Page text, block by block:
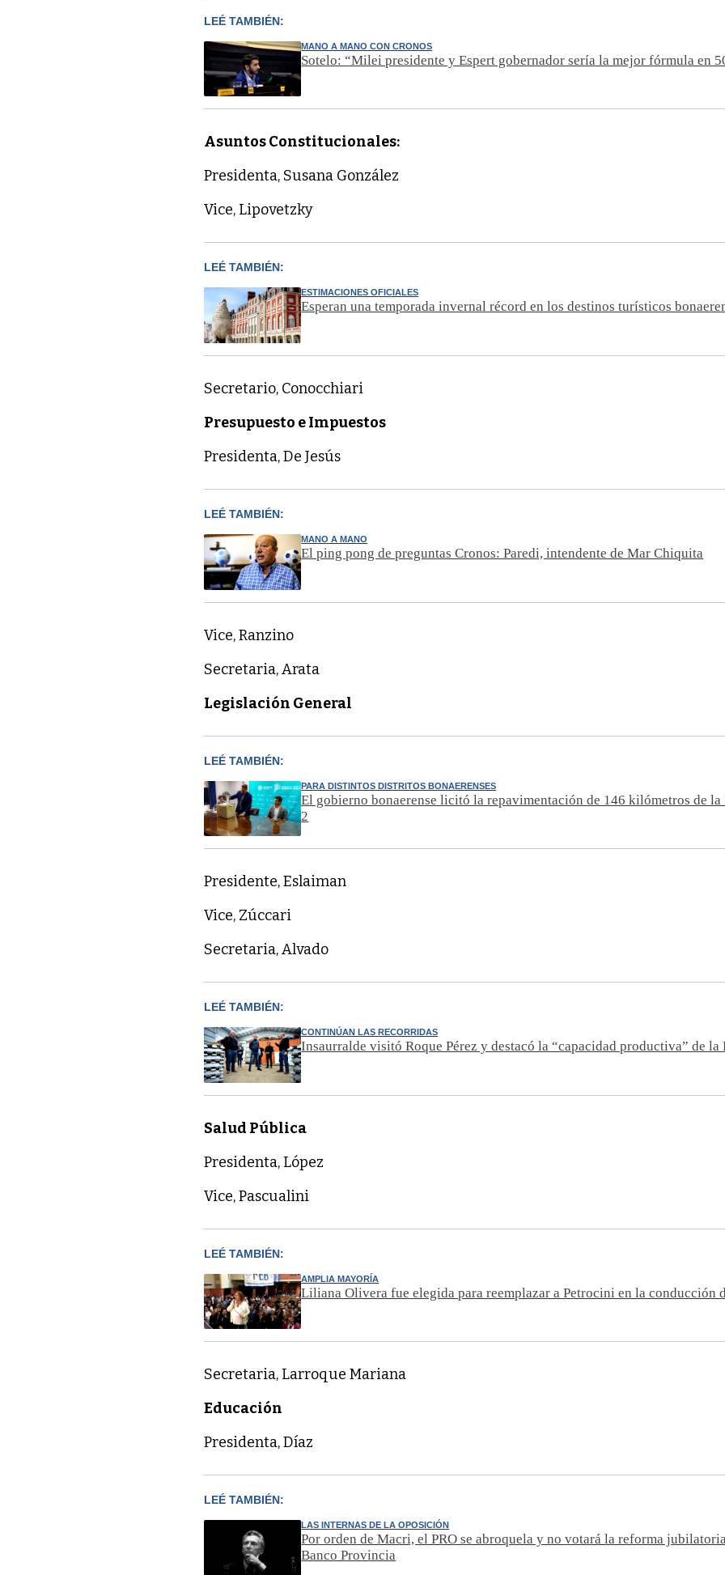
LEÉ TAMBIÉN:
MANO A MANO CON CRONOS
Sotelo: “Milei presidente y Espert gobernador sería la mejor fórmula en
Asuntos Constitucionales:
Presidenta, Susana González
Vice, Lipovetzky
LEÉ TAMBIÉN:
ESTIMACIONES OFICIALES
Esperan una temporada invernal récord en los destinos turísticos
Secretario, Conocchiari
Presupuesto e Impuestos
Presidenta, De Jesús
LEÉ TAMBIÉN:
MANO A MANO
El ping pong de preguntas Cronos: Paredi, intendente de Mar Chiquita
Vice, Ranzino
Secretaria, Arata
Legislación General
LEÉ TAMBIÉN:
PARA DISTINTOS DISTRITOS BONAERENSES
El gobierno bonaerense licitó la repavimentación de 146 kilómetros de la
2
Presidente, Eslaiman
Vice, Zúccari
Secretaria, Alvado
LEÉ TAMBIÉN:
CONTINÚAN LAS RECORRIDAS
Insaurralde visitó Roque Pérez y destacó la “capacidad productiva” de la
Salud Pública
Presidenta, López
Vice, Pascualini
LEÉ TAMBIÉN:
AMPLIA MAYORÍA
Liliana Olivera fue elegida para reemplazar a Petrocini en la conducción
Secretaria, Larroque Mariana
Educación
Presidenta, Díaz
LEÉ TAMBIÉN:
LAS INTERNAS DE LA OPOSICIÓN
Por orden de Macri, el PRO se abroquela y no votará la reforma
Banco Provincia